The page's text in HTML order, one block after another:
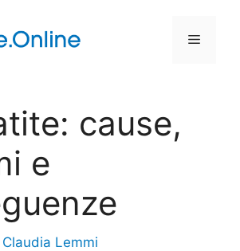
Menu
cause,
e
Claudia Lemmi